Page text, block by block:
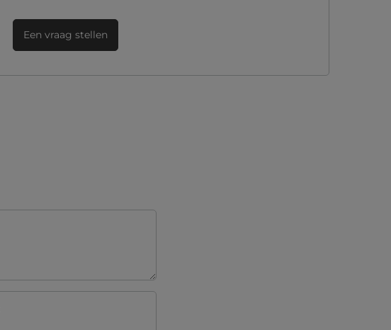
Een vraag stellen